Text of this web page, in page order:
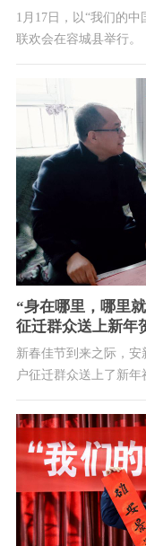
1月17日，以“我们的
联欢会在容城县举行。
“身在哪里，哪里
征迁群众送上新年
新春佳节到来之际，
户征迁群众送上了新年